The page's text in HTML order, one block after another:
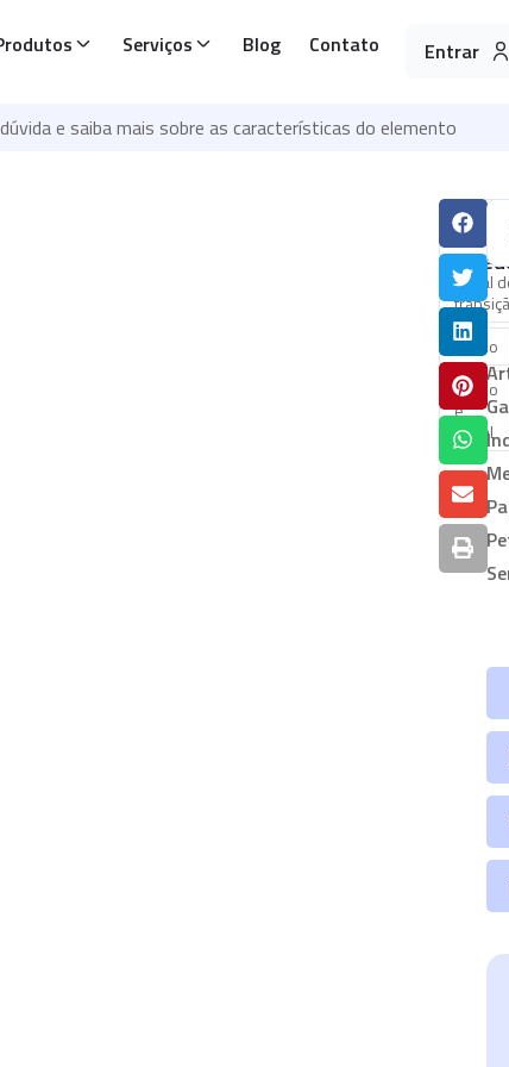
Serviços Blog Contato Entrar
e saiba mais sobre as características do elemento
Tags:
do
metal
titânio
titânio
é
metal
esse